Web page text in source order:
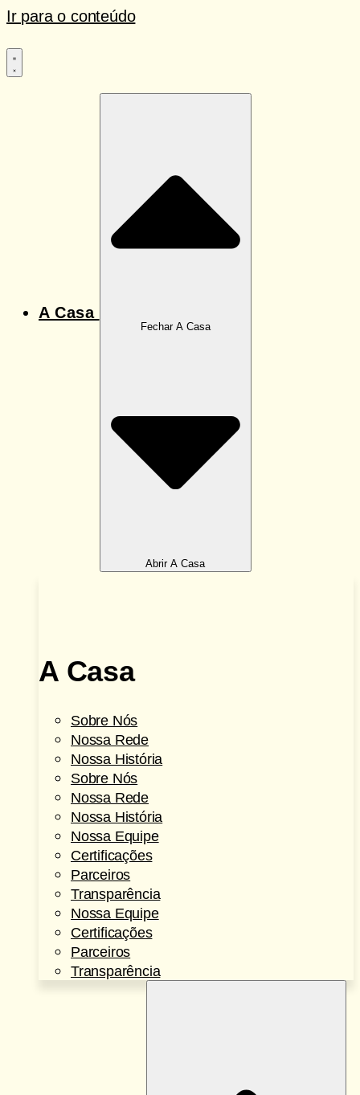
Ir para o conteúdo
A Casa
Fechar A Casa
Abrir A Casa
A Casa
Sobre Nós
Nossa Rede
Nossa História
Sobre Nós
Nossa Rede
Nossa História
Nossa Equipe
Certificações
Parceiros
Transparência
Nossa Equipe
Certificações
Parceiros
Transparência